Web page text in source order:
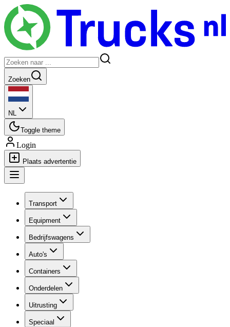
Zoeken
NL
Toggle theme
Login
Plaats advertentie
Transport
Equipment
Bedrijfswagens
Auto's
Containers
Onderdelen
Uitrusting
Speciaal